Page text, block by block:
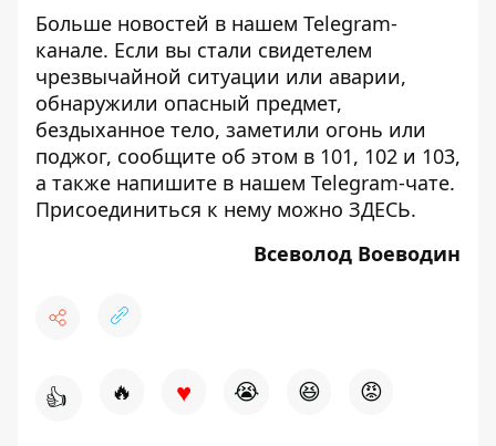
Больше новостей в нашем Telegram-
канале. Если вы стали свидетелем
чрезвычайной ситуации или аварии,
обнаружили опасный предмет,
бездыханное тело, заметили огонь или
поджог, сообщите об этом в 101, 102 и 103,
а также напишите в нашем Telegram-чате.
Присоединиться к нему можно ЗДЕСЬ.
Всеволод Воеводин
👍 🔥 ♥ 😭 😆 😡